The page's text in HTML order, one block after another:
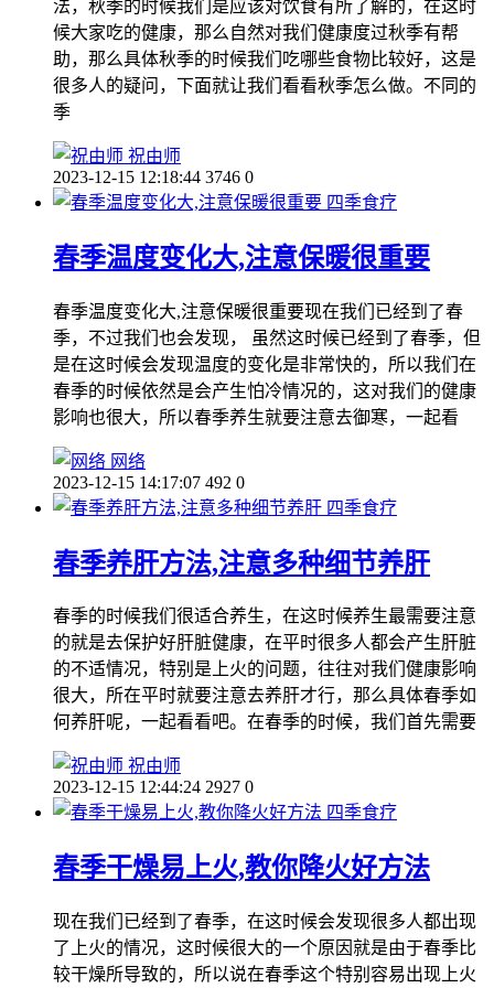
法，秋季的时候我们是应该对饮食有所了解的，在这时
候大家吃的健康，那么自然对我们健康度过秋季有帮
助，那么具体秋季的时候我们吃哪些食物比较好，这是
很多人的疑问，下面就让我们看看秋季怎么做。不同的
季
祝由师
2023-12-15 12:18:44 3746 0
四季食疗
春季温度变化大,注意保暖很重要
春季温度变化大,注意保暖很重要现在我们已经到了春
季，不过我们也会发现， 虽然这时候已经到了春季，但
是在这时候会发现温度的变化是非常快的，所以我们在
春季的时候依然是会产生怕冷情况的，这对我们的健康
影响也很大，所以春季养生就要注意去御寒，一起看
网络
2023-12-15 14:17:07 492 0
四季食疗
春季养肝方法,注意多种细节养肝
春季的时候我们很适合养生，在这时候养生最需要注意
的就是去保护好肝脏健康，在平时很多人都会产生肝脏
的不适情况，特别是上火的问题，往往对我们健康影响
很大，所在平时就要注意去养肝才行，那么具体春季如
何养肝呢，一起看看吧。在春季的时候，我们首先需要
祝由师
2023-12-15 12:44:24 2927 0
四季食疗
春季干燥易上火,教你降火好方法
现在我们已经到了春季，在这时候会发现很多人都出现
了上火的情况，这时候很大的一个原因就是由于春季比
较干燥所导致的，所以说在春季这个特别容易出现上火